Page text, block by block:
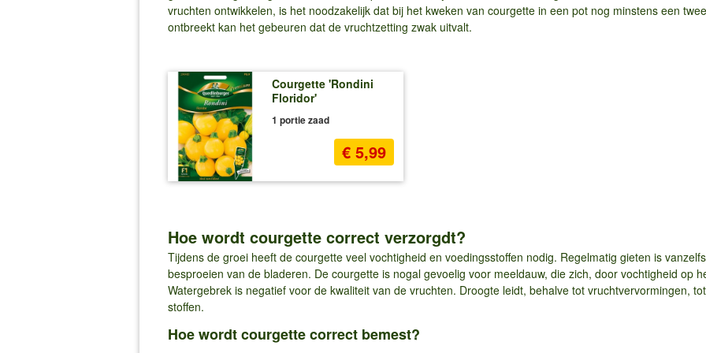
vruchten ontwikkelen, is het noodzakelijk dat bij het kweken van courgette in een pot nog minstens een
ontbreekt kan het gebeuren dat de vruchtzetting zwak uitvalt.
Courgette 'Rondini
Floridor'
1 portie zaad
€ 5,99
Hoe wordt courgette correct verzorgdt?
Tijdens de groei heeft de courgette veel vochtigheid en voedingsstoffen nodig. Regelmatig gieten is
besproeien van de bladeren. De courgette is nogal gevoelig voor meeldauw, die zich, door vochtigheid op
Watergebrek is negatief voor de kwaliteit van de vruchten. Droogte leidt, behalve tot vruchtvervormingen,
stoffen.
Hoe wordt courgette correct bemest?